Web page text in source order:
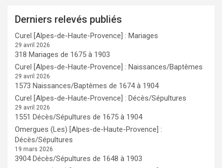
Derniers relevés publiés
Curel [Alpes-de-Haute-Provence] : Mariages
29 avril 2026
318 Mariages de 1675 à 1903
Curel [Alpes-de-Haute-Provence] : Naissances/Baptêmes
29 avril 2026
1573 Naissances/Baptêmes de 1674 à 1904
Curel [Alpes-de-Haute-Provence] : Décès/Sépultures
29 avril 2026
1551 Décès/Sépultures de 1675 à 1904
Omergues (Les) [Alpes-de-Haute-Provence] :
Décès/Sépultures
19 mars 2026
3904 Décès/Sépultures de 1648 à 1903